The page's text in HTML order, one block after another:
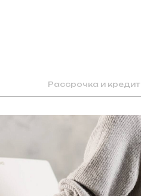
Рассрочка и кредит